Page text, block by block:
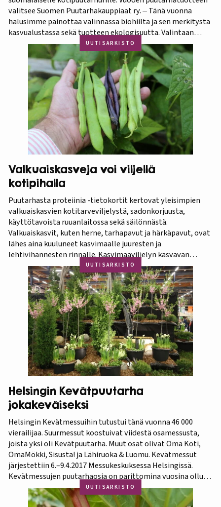
valitsee Suomen Puutarhakauppiaat ry. ‒ Tänä vuonna
halusimme painottaa valinnassa biohiiltä ja sen merkitystä
kasvualustassa sekä tuotteen ekologisuutta. Valintaan
vaikuttivat myös luonnonmukaisuus ja kotimaisuus.
Finaaliin päätyneet tuotteet olivat kaikki biohiilipohjaisia.
Kilpailu oli tasainen, mutta Biolan Istutusmulta antaa
ehdottomasti helpoimmin…
UUTISARKISTO
Valkuaiskasveja voi viljellä
kotipihalla
Puutarhasta proteiinia -tietokortit kertovat yleisimpien
valkuaiskasvien kotitarveviljelystä, sadonkorjuusta,
käyttötavoista ruuanlaitossa sekä säilönnästä.
Valkuaiskasvit, kuten herne, tarhapavut ja härkäpavut, ovat
lähes aina kuuluneet kasvimaalle juuresten ja
lehtivihannesten rinnalle. Kasvimaaviljelyn kasvavan
suosion myötä ravitsevien valkuaiskasvien osuutta
viljelykasveina kannattaa korostaa. Puutarhasta proteiinia -
tietokorttisarja on tarkoitettu kotipuutarhureille, jotka
ovat kiinnostuneita lisäämään kasvisproteiinien määrää
lautasellaan. Kotipuutarhassa voi viljellä monia
valkuaiskasveja,…
UUTISARKISTO
Helsingin Kevätpuutarha
jokakeväiseksi
Helsingin Kevätmessuihin tutustui tänä vuonna 46 000
vierailijaa. Suurmessut koostuivat viidestä osamessusta,
joista yksi oli Kevätpuutarha. Muut osat olivat Oma Koti,
OmaMökki, Sisusta! ja Lähiruoka & Luomu. Kevätmessut
järjestettiin 6.–9.4.2017 Messukeskuksessa Helsingissä.
Kevätmessujen puutarhaosia on parittomina vuosina ollut
Kevätpuutarha ja parillisina Oma Piha -messut. Jatkossa
joka kevät puutarhanäyttelyn nimi tulee olemaan
UUTISARKISTO